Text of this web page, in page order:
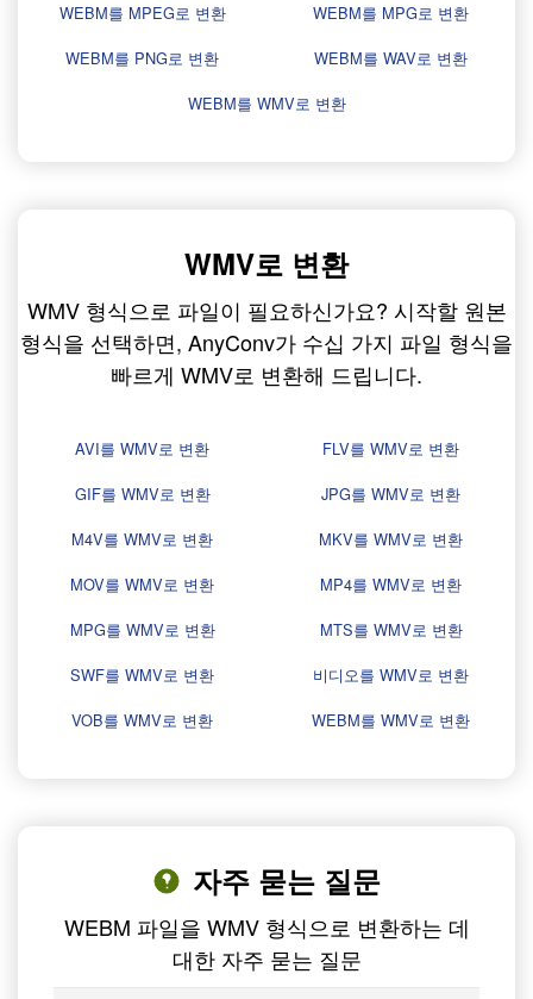
WEBM를 MPEG로 변환
WEBM를 MPG로 변환
WEBM를 PNG로 변환
WEBM를 WAV로 변환
WEBM를 WMV로 변환
WMV로 변환
WMV 형식으로 파일이 필요하신가요? 시작할 원본
형식을 선택하면, AnyConv가 수십 가지 파일 형식을
빠르게 WMV로 변환해 드립니다.
AVI를 WMV로 변환
FLV를 WMV로 변환
GIF를 WMV로 변환
JPG를 WMV로 변환
M4V를 WMV로 변환
MKV를 WMV로 변환
MOV를 WMV로 변환
MP4를 WMV로 변환
MPG를 WMV로 변환
MTS를 WMV로 변환
SWF를 WMV로 변환
비디오를 WMV로 변환
VOB를 WMV로 변환
WEBM를 WMV로 변환
자주 묻는 질문
WEBM 파일을 WMV 형식으로 변환하는 데
대한 자주 묻는 질문